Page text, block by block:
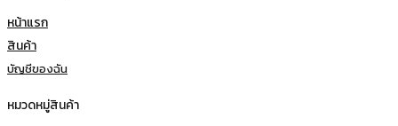
หน้าแรก
สินค้า
บัญชีของฉัน
หมวดหมู่สินค้า